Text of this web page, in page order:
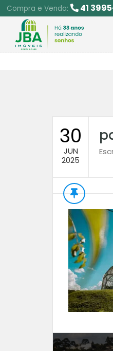
Compra e Venda: 41
30
JUN
2025